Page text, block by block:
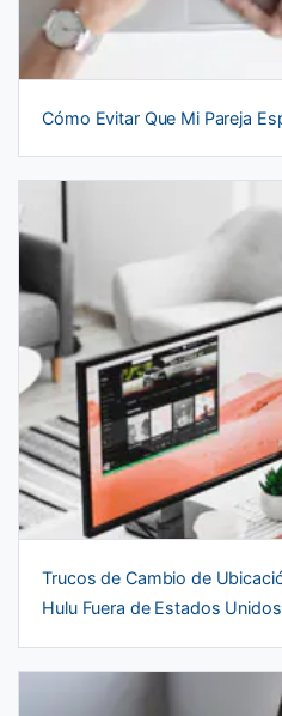
Cómo Evitar Que Mi Pareja
Trucos de Cambio de
Hulu Fuera de Estados